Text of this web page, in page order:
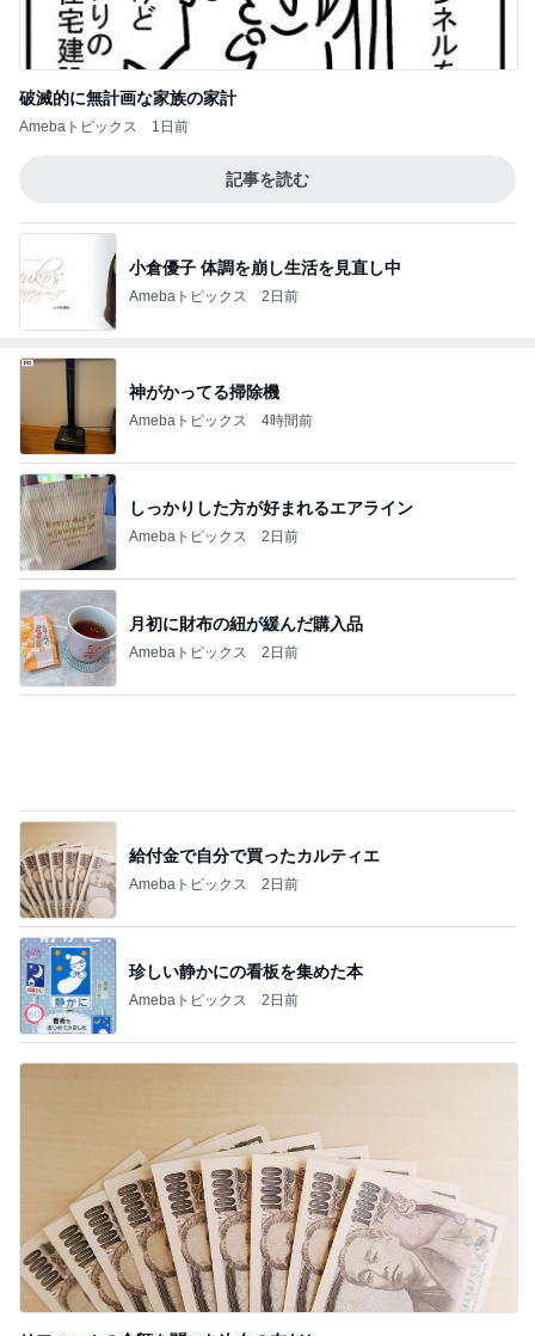
破滅的に無計画な家族の家計
Amebaトピックス 1日前
記事を読む
小倉優子 体調を崩し生活を見直し中
Amebaトピックス 2日前
神がかってる掃除機
Amebaトピックス 4時間前
しっかりした方が好まれるエアライン
Amebaトピックス 2日前
月初に財布の紐が緩んだ購入品
Amebaトピックス 2日前
珍しい静かにの看板を集めた本
Amebaトピックス 2日前
リフォームの金額を聞いた次女の友だち
Amebaトピックス 22時間前
記事を読む